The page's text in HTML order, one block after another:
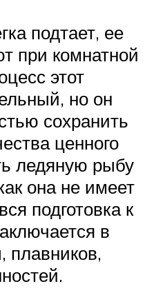
подтает, ее
при комнатной
этот
но он
сохранить
ценного
ледяную рыбу
она не имеет
подготовка к
в
плавников,